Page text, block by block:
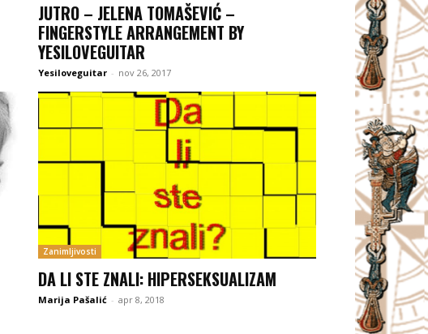
JUTRO – JELENA TOMAŠEVIĆ –
FINGERSTYLE ARRANGEMENT BY
YESILOVEGUITAR
Yesiloveguitar - nov 26, 2017
Zanimljivosti
DA LI STE ZNALI: HIPERSEKSUALIZAM
Marija Pašalić - apr 8, 2018